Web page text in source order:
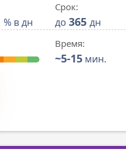
% в дн
Срок:
до 365 дн
Время:
~5-15 мин.